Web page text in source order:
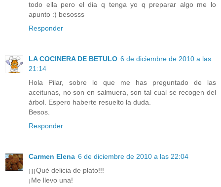
todo ella pero el dia q tenga yo q preparar algo me lo
apunto :) besosss
Responder
LA COCINERA DE BETULO 6 de diciembre de 2010 a las
21:14
Hola Pilar, sobre lo que me has preguntado de las
aceitunas, no son en salmuera, son tal cual se recogen del
árbol. Espero haberte resuelto la duda.
Besos.
Responder
Carmen Elena 6 de diciembre de 2010 a las 22:04
¡¡¡Qué delicia de plato!!!
¡Me llevo una!